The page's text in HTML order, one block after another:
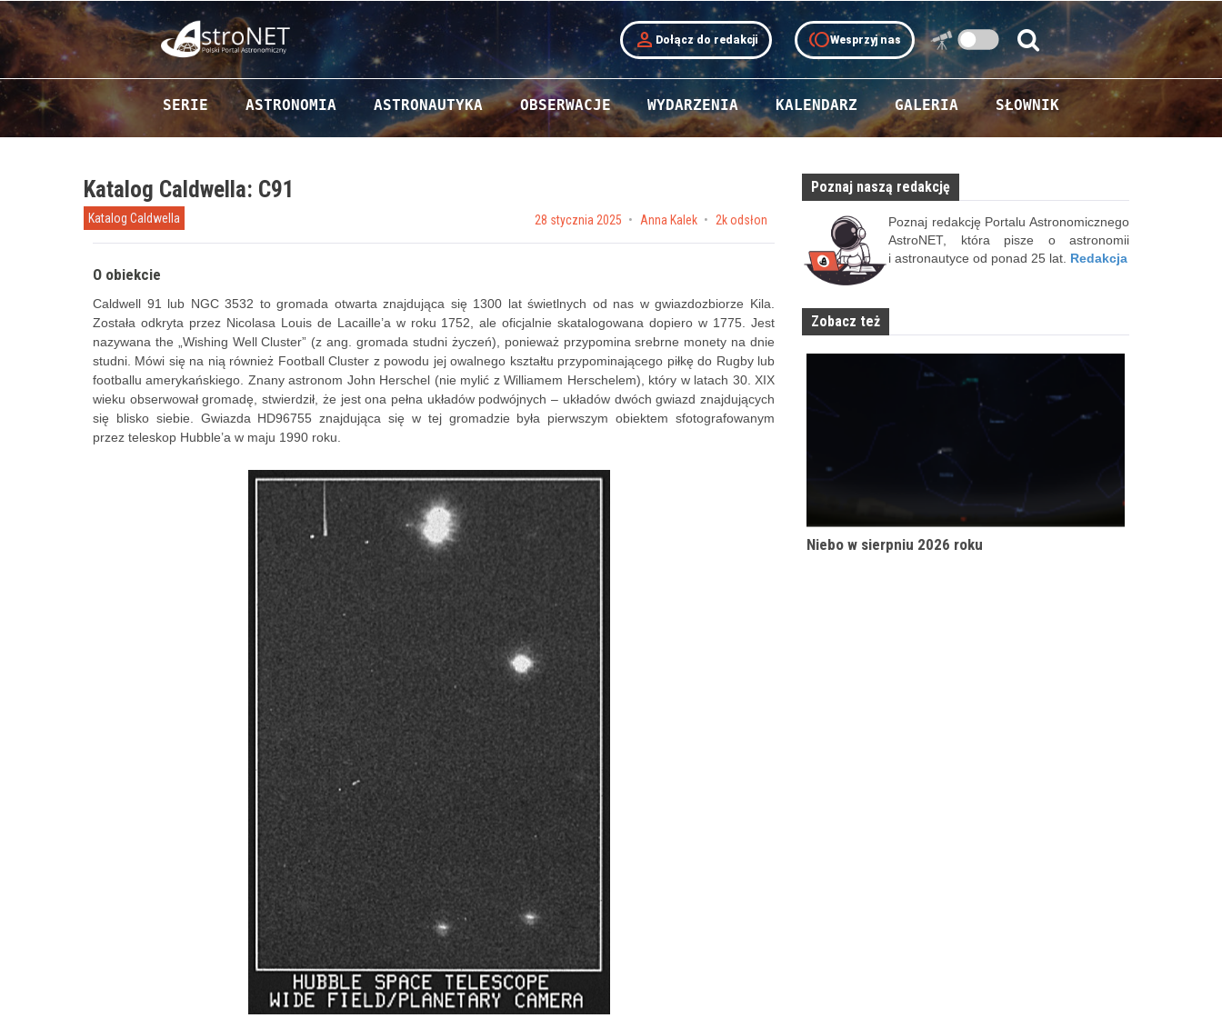
person Dołącz do redakcji tollWesprzyj nas
Szukaj:
Szukaj
Przejdź do zawartości
SERIE ASTRONOMIA ASTRONAUTYKA OBSERWACJE WYDARZENIA KALENDARZ GALERIA SŁOWNIK
Katalog Caldwella: C91
Katalog Caldwella Posted on
28 stycznia 2025 by Anna Kalek 2k odsłon
O obiekcie
Caldwell 91 lub NGC 3532 to gromada otwarta znajdująca się 1300 lat świetlnych od nas w gwiazdozbiorze Kila.
Została odkryta przez Nicolasa Louis de Lacaille’a w roku 1752, ale oficjalnie skatalogowana dopiero w 1775. Jest
nazywana the „Wishing Well Cluster” (z ang. gromada studni życzeń), ponieważ przypomina srebrne monety na dnie
studni. Mówi się na nią również Football Cluster z powodu jej owalnego kształtu przypominającego piłkę do Rugby lub
footballu amerykańskiego. Znany astronom John Herschel (nie mylić z Williamem Herschelem), który w latach 30. XIX
wieku obserwował gromadę, stwierdził, że jest ona pełna układów podwójnych – układów dwóch gwiazd znajdujących
się blisko siebie. Gwiazda HD96755 znajdująca się w tej gromadzie była pierwszym obiektem sfotografowanym
przez teleskop Hubble’a w maju 1990 roku.
Poznaj naszą redakcję
Poznaj redakcję Portalu Astronomicznego
AstroNET, która pisze o astronomii
i astronautyce od ponad 25 lat. Redakcja
Zobacz też
Niebo w sierpniu 2026 roku